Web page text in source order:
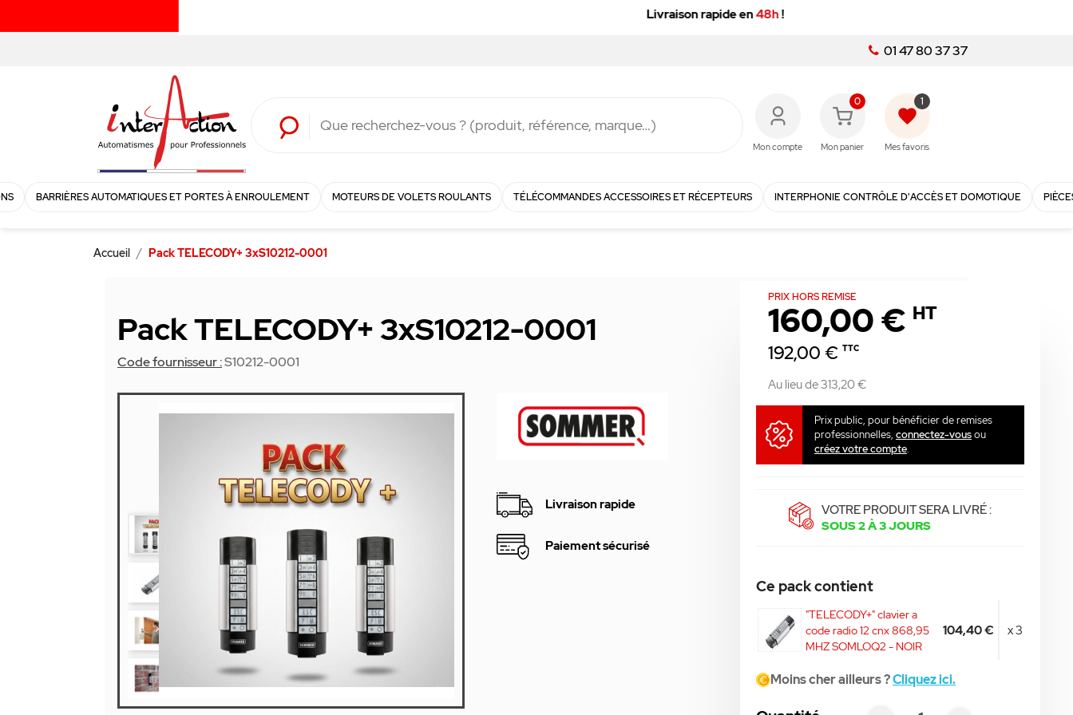
01 47 80 37 37
Mon compte
0
Mon panier
favorite
1
Mes favoris
BARRIÈRES AUTOMATIQUES ET PORTES À ENROULEMENT MOTEURS DE VOLETS ROULANTS TÉLÉCOMMANDES ACCESSOIRES ET RÉCEPTEURS INTERPHONIE CONTRÔLE D'ACCÈS ET DOMOTIQUE
Accueil Pack TELECODY+ 3xS10212-0001
Pack TELECODY+ 3xS10212-0001
Code fournisseur :S10212-0001
Livraison rapide
Paiement sécurisé
PRIX HORS REMISE
160,00 € HT
192,00 € TTC
Au lieu de 313,20 €
Prix public, pour bénéficier de remises
professionnelles, connectez-vousou
créez votre compte.
VOTRE PRODUIT SERA LIVRÉ :
SOUS 2 À 3 JOURS
Ce pack contient
"TELECODY+" clavier a
code radio 12 cnx 868,95
MHZ SOMLOQ2 - NOIR
104,40 € x 3
Moins cher ailleurs ?Cliquez ici.